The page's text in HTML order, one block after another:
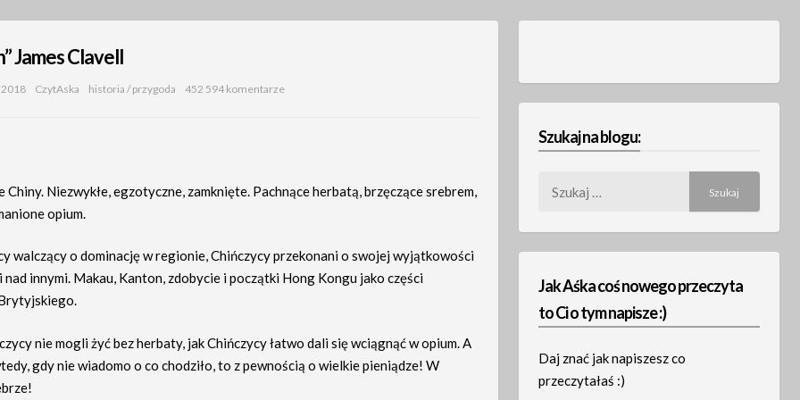
James Clavell
CzytAska historia /przygoda 452 594 komentarze
Chiny. Niezwykłe, egzotyczne, zamknięte. Pachnące herbatą, brzęczące srebrem,
opium.
walczący o dominację w regionie, Chińczycy przekonani o swojej wyjątkowości
nad innymi. Makau, Kanton, zdobycie i początki Hong Kongu jako części
nie mogli żyć bez herbaty, jak Chińczycy łatwo dali się wciągnąć w opium. A
gdy nie wiadomo o co chodziło, to z pewnością o wielkie pieniądze! W
Szukaj na blogu:
Jak Aśka coś nowego przeczyta
to Ci o tym napisze :)
Daj znać jak napiszesz co
przeczytałaś :)